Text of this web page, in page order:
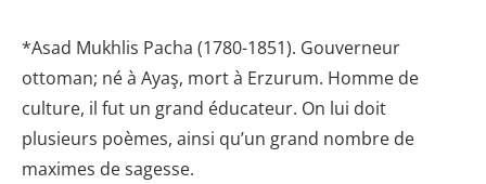
*Asad Mukhlis Pacha (1780-1851). Gouverneur
ottoman; né à Ayaş, mort à Erzurum. Homme de
culture, il fut un grand éducateur. On lui doit
plusieurs poèmes, ainsi qu’un grand nombre de
maximes de sagesse.